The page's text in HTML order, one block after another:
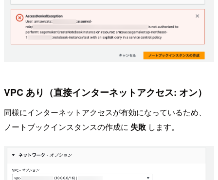
VPC あり（直接インターネットアクセス: オン）
同様にインターネットアクセスが有効になっているため、
ノートブックインスタンスの作成に 失敗 します。